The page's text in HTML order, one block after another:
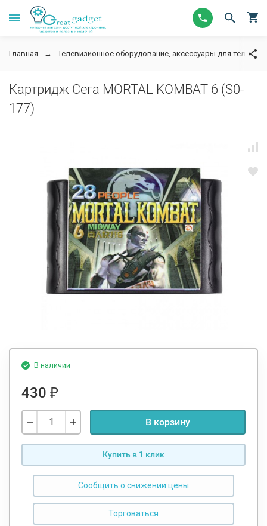
Главная Телевизионное оборудование, аксессуары для
Картридж Сега MORTAL KOMBAT 6 (S0-
177)
В наличии
430 ₽
В корзину
Купить в 1 клик
Сообщить о снижении цены